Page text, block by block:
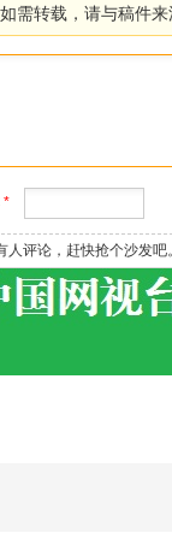
需转载，请与稿件
*
人评论，赶快抢个沙发吧。